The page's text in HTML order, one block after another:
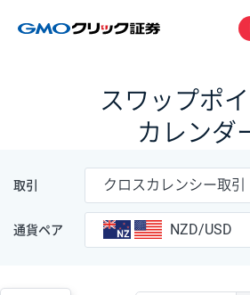
スワップポ
カレンダ
取引 クロスカレンシー取引
通貨ペア NZD/USD